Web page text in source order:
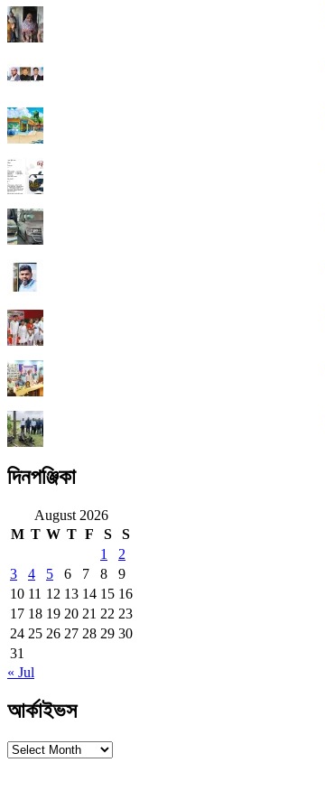
দিনপঞ্জিকা
August 2026
M T W T F S
S
1
2
3
4 5 6 7 8
9
10 11 12 13 14 15 16
17 18 19 20 21 22 23
24 25 26 27 28 29 30
31
« Jul
আর্কাইভস
আর্কাইভস